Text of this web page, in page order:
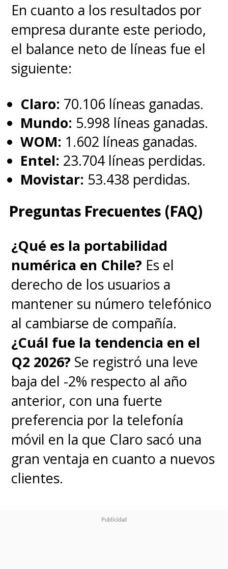
En cuanto a los resultados por
empresa durante este periodo,
el balance neto de líneas fue el
siguiente:
Claro: 70.106 líneas ganadas.
Mundo: 5.998 líneas ganadas.
WOM: 1.602 líneas ganadas.
Entel: 23.704 líneas perdidas.
Movistar: 53.438 perdidas.
Preguntas Frecuentes (FAQ)
¿Qué es la portabilidad
numérica en Chile? Es el
derecho de los usuarios a
mantener su número telefónico
al cambiarse de compañía.
¿Cuál fue la tendencia en el
Q2 2026? Se registró una leve
baja del -2% respecto al año
anterior, con una fuerte
preferencia por la telefonía
móvil en la que Claro sacó una
gran ventaja en cuanto a nuevos
clientes.